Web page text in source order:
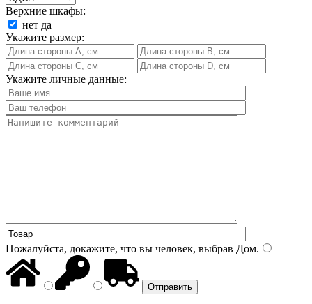
Верхние шкафы:
нет да
Укажите размер:
Укажите личные данные:
Пожалуйста, докажите, что вы человек, выбрав Дом.